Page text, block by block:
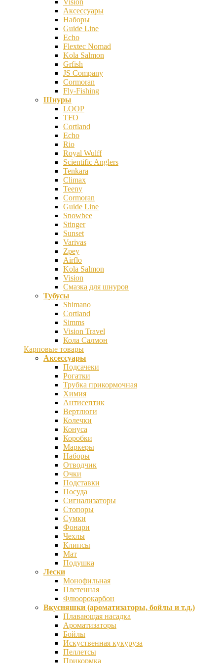
Vision
Аксессуары
Наборы
Guide Line
Echo
Flextec Nomad
Kola Salmon
Grfish
JS Company
Cormoran
Fly-Fishing
Шнуры
LOOP
TFO
Cortland
Echo
Rio
Royal Wulff
Scientific Anglers
Tenkara
Climax
Teeny
Cormoran
Guide Line
Snowbee
Stinger
Sunset
Varivas
Zpey
Airflo
Kola Salmon
Vision
Смазка для шнуров
Тубусы
Shimano
Cortland
Simms
Vision Travel
Кола Салмон
Карповые товары
Аксессуары
Подсачеки
Рогатки
Трубка прикормочная
Химия
Антисептик
Вертлюги
Колечки
Конуса
Коробки
Маркеры
Наборы
Отводчик
Очки
Подставки
Посуда
Сигнализаторы
Стопоры
Сумки
Фонари
Чехлы
Клипсы
Мат
Подушка
Лески
Монофильная
Плетенная
Флюорокарбон
Вкусняшки (ароматизаторы, бойлы и т.д.)
Плавающая насадка
Ароматизаторы
Бойлы
Искуственная кукуруза
Пеллетсы
Прикормка